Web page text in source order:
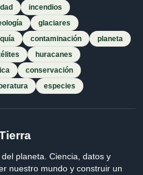
incendios
glaciares
contaminación
planeta
huracanes
conservación
especies
planeta. Ciencia, datos y
nuestro mundo y construir un